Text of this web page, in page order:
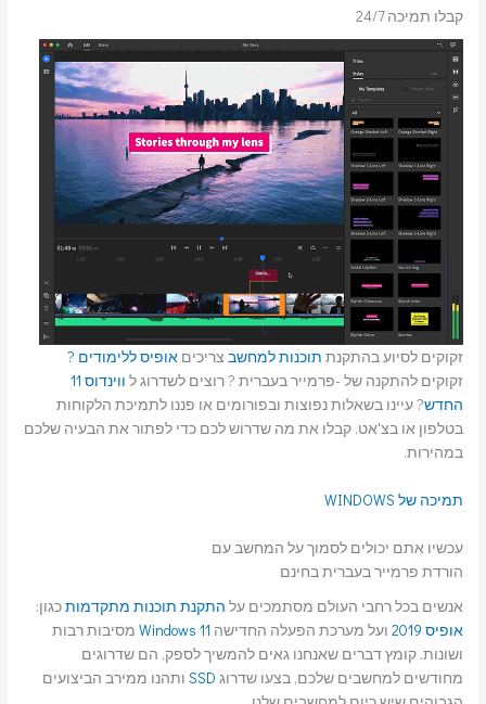
קבלו תמיכה 24/7
זקוקים לסיוע בהתקנת תוכנות למחשב צריכיםאופיס ללימודים ?
זקוקים להתקנה של -פרמייר בעברית ? רוצים לשדרוג ל
ווינדוס 11
החדש? עיינו בשאלות נפוצות ובפורומים או פננו לתמיכת הלקוחות
בטלפון או בצ'אט. קבלו את מה שדרוש לכם כדי לפתור את הבעיה שלכם
במהירות.
תמיכה של WINDOWS
עכשיו אתם יכולים לסמוך על המחשב עם
הורדת פרמייר בעברית בחינם
אנשים בכל רחבי העולם מסתמכים על התקנת תוכנות מתקדמותכגון:
אופיס 2019
ועל מערכת הפעלה החדישה Windows 11 מסיבות רבות
ושונות. קומץ דברים שאנחנו גאים להמשיך לספק, הם שדרוגים
מחודשים למחשבים שלכם, בצעו שדרוג SSD ותהנו ממירב הביצועים